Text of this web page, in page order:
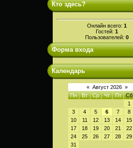
Кто здесь?
Онлайн всего: 1
Гостей: 1
Пользователей: 0
Форма входа
Календарь
« Август 2026 »
Пн
Вт Ср Чт Пт Сб
1
3
4 5 6 7 8
10
11 12 13 14 15
17
18 19 20 21 22
24
25 26 27 28 29
31